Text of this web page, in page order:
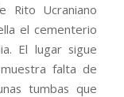
Rito Ucraniano
el cementerio
El lugar sigue
falta de
tumbas que